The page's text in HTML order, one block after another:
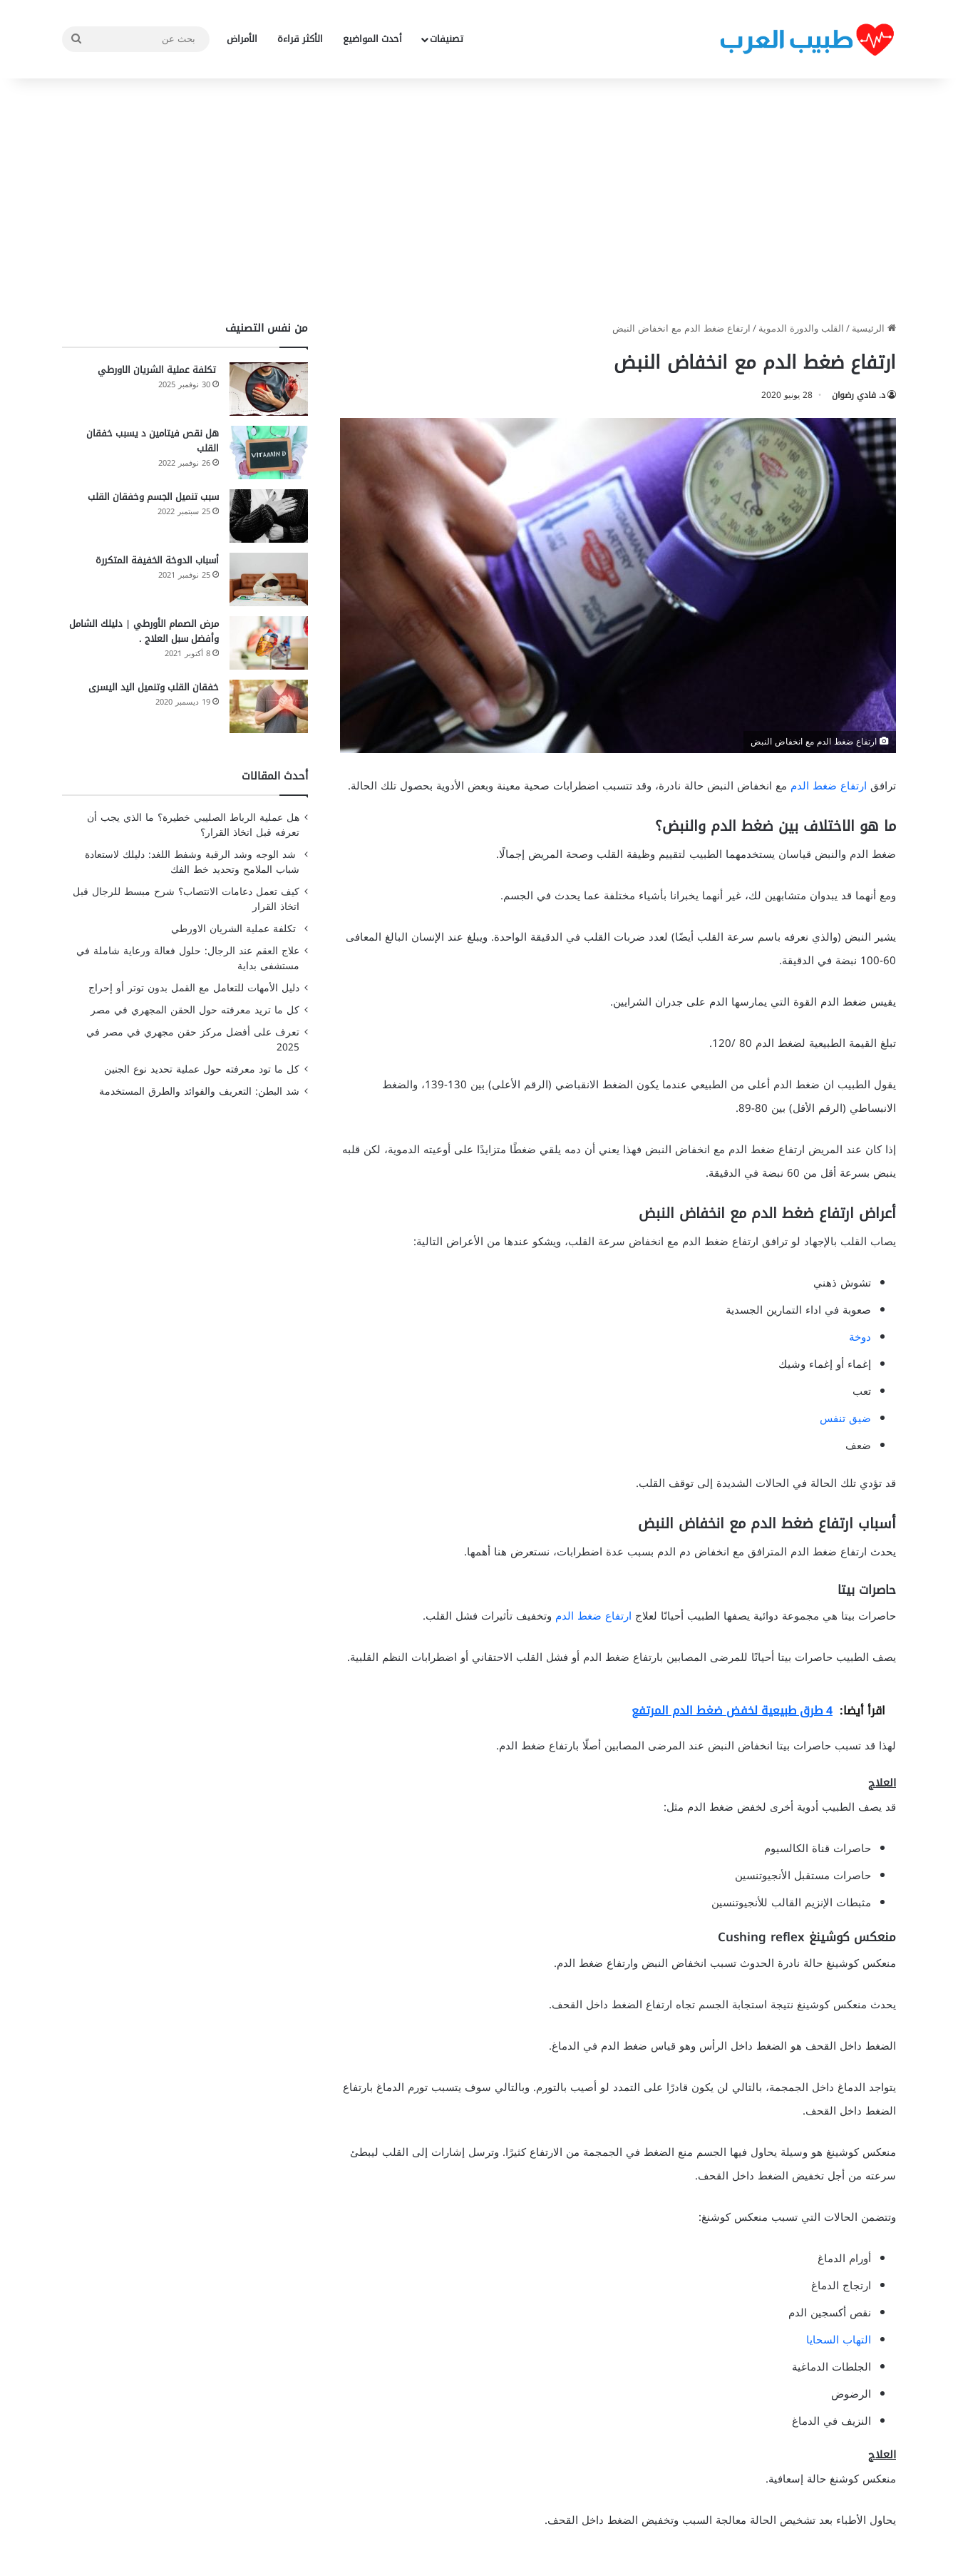
تصنيفات أحدث المواضيع الأكثر قراءة الأمراض
بحث
الرئيسية/القلب والدورة الدموية/ارتفاع ضغط الدم مع انخفاض النبض
ارتفاع ضغط الدم مع انخفاض النبض
د. فادي رضوان 28 يونيو 2020
ارتفاع ضغط الدم مع انخفاض النبض
ترافق ارتفاع ضغط الدم مع انخفاض النبض حالة نادرة، وقد تتسبب اضطرابات صحية معينة وبعض الأدوية بحصول تلك الحالة.
ما هو الاختلاف بين ضغط الدم والنبض؟
ضغط الدم والنبض قياسان يستخدمهما الطبيب لتقييم وظيفة القلب وصحة المريض إجمالًا.
ومع أنهما قد يبدوان متشابهين لك، غير أنهما يخبرانا بأشياء مختلفة عما يحدث في الجسم.
يشير النبض (والذي نعرفه باسم سرعة القلب أيضًا) لعدد ضربات القلب في الدقيقة الواحدة. ويبلغ عند الإنسان البالغ المعافى
60-100 نبضة في الدقيقة.
يقيس ضغط الدم القوة التي يمارسها الدم على جدران الشرايين.
تبلغ القيمة الطبيعية لضغط الدم 80 /120.
يقول الطبيب ان ضغط الدم أعلى من الطبيعي عندما يكون الضغط الانقباضي (الرقم الأعلى) بين 130-139، والضغط
الانبساطي (الرقم الأقل) بين 80-89.
إذا كان عند المريض ارتفاع ضغط الدم مع انخفاض النبض فهذا يعني أن دمه يلقي ضغطًا متزايدًا على أوعيته الدموية، لكن قلبه
ينبض بسرعة أقل من 60 نبضة في الدقيقة.
أعراض ارتفاع ضغط الدم مع انخفاض النبض
يصاب القلب بالإجهاد لو ترافق ارتفاع ضغط الدم مع انخفاض سرعة القلب، ويشكو عندها من الأعراض التالية:
تشوش ذهني
صعوبة في اداء التمارين الجسدية
دوخة
إغماء أو إغماء وشيك
تعب
ضيق تنفس
ضعف
قد تؤدي تلك الحالة في الحالات الشديدة إلى توقف القلب.
أسباب ارتفاع ضغط الدم مع انخفاض النبض
يحدث ارتفاع ضغط الدم المترافق مع انخفاض دم الدم بسبب عدة اضطرابات، نستعرض هنا أهمها.
حاصرات بيتا
حاصرات بيتا هي مجموعة دوائية يصفها الطبيب أحيانًا لعلاج ارتفاع ضغط الدم وتخفيف تأثيرات فشل القلب.
يصف الطبيب حاصرات بيتا أحيانًا للمرضى المصابين بارتفاع ضغط الدم أو فشل القلب الاحتقاني أو اضطرابات النظم القلبية.
اقرأ أيضا: 4 طرق طبيعية لخفض ضغط الدم المرتفع
لهذا قد تسبب حاصرات بيتا انخفاض النبض عند المرضى المصابين أصلًا بارتفاع ضغط الدم.
العلاج
قد يصف الطبيب أدوية أخرى لخفض ضغط الدم مثل:
حاصرات قناة الكالسيوم
حاصرات مستقبل الأنجيوتنسين
مثبطات الإنزيم القالب للأنجيوتنسين
منعكس كوشينغ Cushing reflex
منعكس كوشينغ حالة نادرة الحدوث تسبب انخفاض النبض وارتفاع ضغط الدم.
يحدث منعكس كوشينغ نتيجة استجابة الجسم تجاه ارتفاع الضغط داخل القحف.
الضغط داخل القحف هو الضغط داخل الرأس وهو قياس ضغط الدم في الدماغ.
يتواجد الدماغ داخل الجمجمة، بالتالي لن يكون قادرًا على التمدد لو أصيب بالتورم. وبالتالي سوف يتسبب تورم الدماغ بارتفاع
الضغط داخل القحف.
منعكس كوشينغ هو وسيلة يحاول فيها الجسم منع الضغط في الجمجمة من الارتفاع كثيرًا. وترسل إشارات إلى القلب ليبطئ
سرعته من أجل تخفيض الضغط داخل القحف.
وتتضمن الحالات التي تسبب منعكس كوشنغ:
أورام الدماغ
ارتجاج الدماغ
نقص أكسجين الدم
التهاب السحايا
الجلطات الدماغية
الرضوض
النزيف في الدماغ
العلاج
منعكس كوشنغ حالة إسعافية.
يحاول الأطباء بعد تشخيص الحالة معالجة السبب وتخفيض الضغط داخل القحف.
من نفس التصنيف
تكلفة عملية الشريان الاورطي
30 نوفمبر 2025
هل نقص فيتامين د يسبب خفقان
القلب
26 نوفمبر 2022
سبب تنميل الجسم وخفقان القلب
25 سبتمبر 2022
أسباب الدوخة الخفيفة المتكررة
25 نوفمبر 2021
مرض الصمام الأورطي | دليلك الشامل
وأفضل سبل العلاج .
8 أكتوبر 2021
خفقان القلب وتنميل اليد اليسرى
19 ديسمبر 2020
أحدث المقالات
هل عملية الرباط الصليبي خطيرة؟ ما الذي يجب أن
تعرفه قبل اتخاذ القرار؟
شد الوجه وشد الرقبة وشفط اللغد: دليلك لاستعادة
شباب الملامح وتحديد خط الفك
كيف تعمل دعامات الانتصاب؟ شرح مبسط للرجال قبل
اتخاذ القرار
تكلفة عملية الشريان الاورطي
علاج العقم عند الرجال: حلول فعالة ورعاية شاملة في
مستشفى بداية
دليل الأمهات للتعامل مع القمل بدون توتر أو إحراج
كل ما تريد معرفته حول الحقن المجهري في مصر
تعرف على أفضل مركز حقن مجهري في مصر في
2025
كل ما تود معرفته حول عملية تحديد نوع الجنين
شد البطن: التعريف والفوائد والطرق المستخدمة